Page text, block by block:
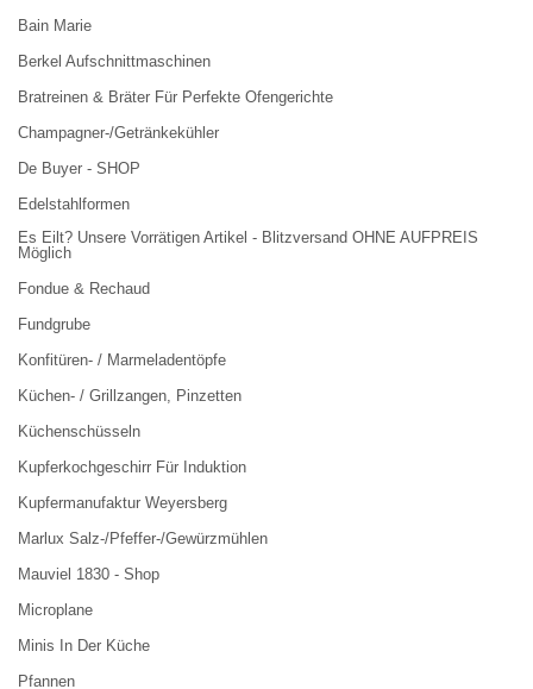
Bain Marie
Berkel Aufschnittmaschinen
Bratreinen & Bräter Für Perfekte Ofengerichte
Champagner-/Getränkekühler
De Buyer - SHOP
Edelstahlformen
Es Eilt? Unsere Vorrätigen Artikel - Blitzversand OHNE AUFPREIS
Möglich
Fondue & Rechaud
Fundgrube
Konfitüren- / Marmeladentöpfe
Küchen- / Grillzangen, Pinzetten
Küchenschüsseln
Kupferkochgeschirr Für Induktion
Kupfermanufaktur Weyersberg
Marlux Salz-/Pfeffer-/Gewürzmühlen
Mauviel 1830 - Shop
Microplane
Minis In Der Küche
Pfannen